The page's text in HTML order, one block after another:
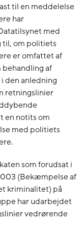
til en meddelelse
har
med
til, om politiets
er omfattet af
behandling af
den anledning
retningslinier
en notits om
med politiets
som forudsat i
(Bekæmpelse af
kriminalitet) på
har udarbejdet
vedrørende